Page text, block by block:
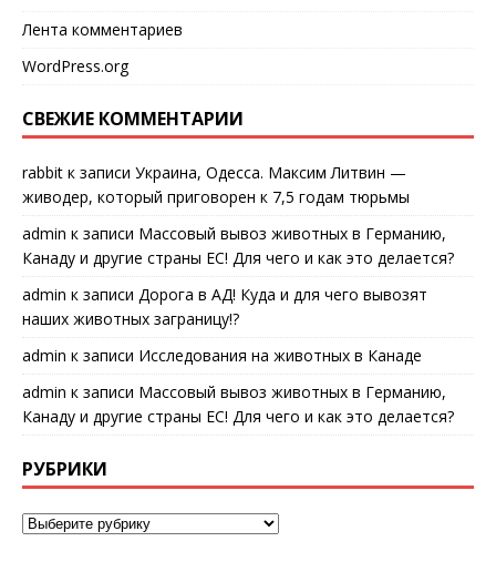
Лента комментариев
WordPress.org
СВЕЖИЕ КОММЕНТАРИИ
rabbit к записи Украина, Одесса. Максим Литвин —
живодер, который приговорен к 7,5 годам тюрьмы
admin к записи Массовый вывоз животных в Германию,
Канаду и другие страны ЕС! Для чего и как это делается?
admin к записи Дорога в АД! Куда и для чего вывозят
наших животных заграницу!?
admin к записи Исследования на животных в Канаде
admin к записи Массовый вывоз животных в Германию,
Канаду и другие страны ЕС! Для чего и как это делается?
РУБРИКИ